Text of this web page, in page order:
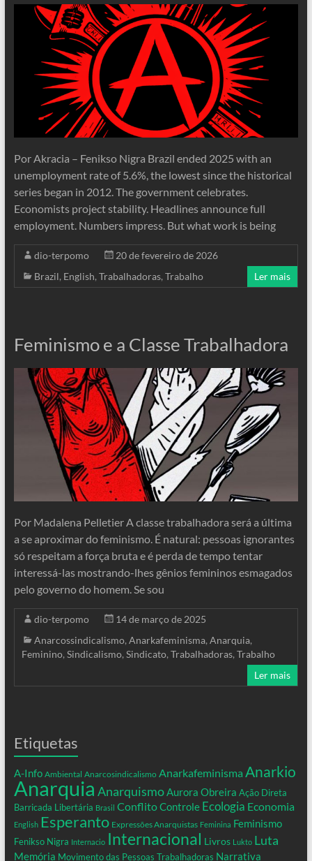
Por Akracia – Fenikso Nigra Brazil ended 2025 with an
unemployment rate of 5.6%, the lowest since the historical
series began in 2012. The government celebrates.
Economists project stability. Headlines announce full
employment. Numbers impress. But what work is being
dio-terpomo
20 de fevereiro de 2026
Brazil, English, Trabalhadoras, Trabalho Ler mais
Feminismo e a Classe Trabalhadora
Por Madalena Pelletier A classe trabalhadora será a última
a se aproximar do feminismo. É natural: pessoas ignorantes
só respeitam a força bruta e é perda de tempo tentar
interessá-las mostrando-lhes gênios femininos esmagados
pelo governo do homem. Se sou
dio-terpomo
14 de março de 2025
Anarcossindicalismo, Anarkafeminisma, Anarquia,
Feminino, Sindicalismo, Sindicato, Trabalhadoras, Trabalho
Ler mais
Etiquetas
A-Info Ambiental Anarcosindicalismo Anarkafeminisma Anarkio
Anarquia AnarquismoAurora Obreira Ação Direta
Barricada Libertária Brasil ConflitoControle Ecologia Economia
English Esperanto Expressões Anarquistas Feminina Feminismo
Fenikso Nigra Internacio Internacional Livros Lukto Luta
Memória Movimento das Pessoas Trabalhadoras Narrativa